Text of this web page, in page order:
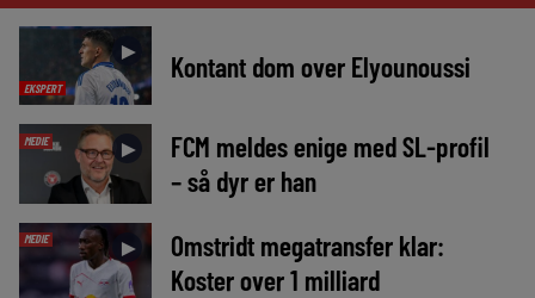
EKSPERT
► Kontant dom over Elyounoussi
MEDIE ►
FCM meldes enige med SL-profil
– så dyr er han
MEDIE ►
Omstridt megatransfer klar:
Koster over 1 milliard